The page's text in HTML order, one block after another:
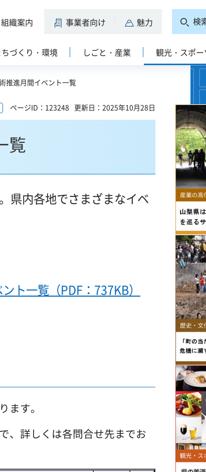
組織案内 事業者向け 魅力 検
ちづくり・環境 しごと・産業 観光・スポー
推進月間イベント一覧
ページID：123248 更新日：2025年10月28日
覧
県内各地でさまざまなイベ
ト一覧（PDF：737KB）
ます。
、詳しくは各問合せ先までお